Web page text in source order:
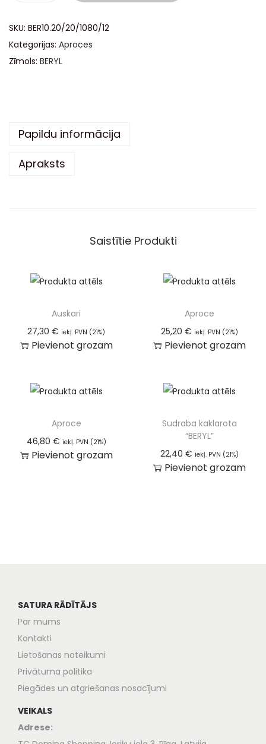
SKU: BER10.20/20/1080/12
Kategorijas: Aproces
Zīmols: BERYL
Papildu informācija
Apraksts
Saistītie Produkti
Auskari
27,30€ iekļ. PVN (21%)
Pievienot grozam
Aproce
25,20 € iekļ. PVN (21%)
Pievienot grozam
Aproce
46,80 € iekļ. PVN (21%)
Pievienot grozam
Sudraba kaklarota
“BERYL”
22,40 € iekļ. PVN (21%)
Pievienot grozam
SATURA RĀDĪTĀJS
Par mums
Kontakti
Lietošanas noteikumi
Privātuma politika
Piegādes un atgriešanas nosacījumi
VEIKALS
Adrese: